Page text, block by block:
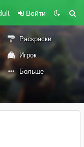
Войти
Раскраски
Игрок
Больше